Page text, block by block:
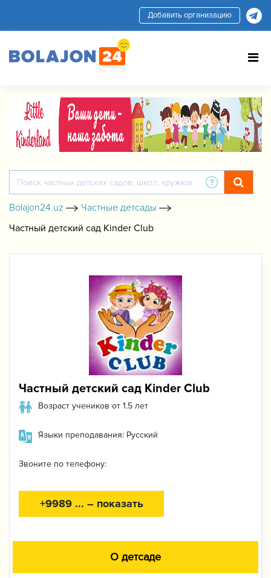
Добавить организацию
Bolajon24.uz
Частные детсады
Частный детский сад Kinder Club
Частный детский сад Kinder Club
Возраст учеников от 1.5 лет
Языки преподавания: Русский
Звоните по телефону:
+9989 ... – показать
О детсаде